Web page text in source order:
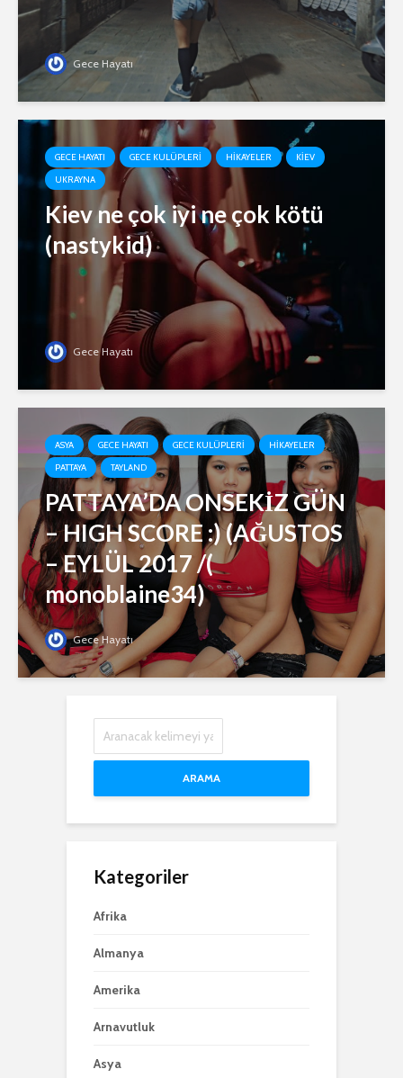
Gece Hayatı
GECE HAYATI GECE KULÜPLERI HIKAYELER
KIEV
UKRAYNA
Kiev ne çok iyi ne çok kötü
(nastykid)
Gece Hayatı
ASYA GECE HAYATI GECE KULÜPLERI
HIKAYELER
PATTAYA
TAYLAND
PATTAYA’DA ONSEKİZ GÜN
– HIGH SCORE :) (AĞUSTOS
– EYLÜL 2017 /(
monoblaine34)
Gece Hayatı
ARAMA
Kategoriler
Afrika
Almanya
Amerika
Arnavutluk
Asya